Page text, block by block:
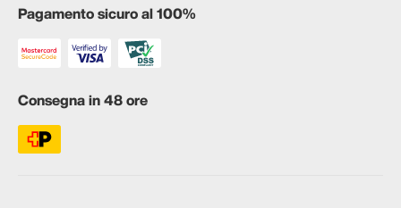
Pagamento sicuro al 100%
Consegna in 48 ore